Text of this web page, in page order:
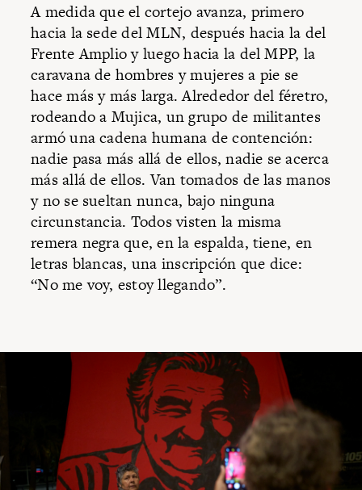
A medida que el cortejo avanza, primero
hacia la sede del MLN, después hacia la del
Frente Amplio y luego hacia la del MPP, la
caravana de hombres y mujeres a pie se
hace más y más larga. Alrededor del féretro,
rodeando a Mujica, un grupo de militantes
armó una cadena humana de contención:
nadie pasa más allá de ellos, nadie se acerca
más allá de ellos. Van tomados de las manos
y no se sueltan nunca, bajo ninguna
circunstancia. Todos visten la misma
remera negra que, en la espalda, tiene, en
letras blancas, una inscripción que dice:
“No me voy, estoy llegando”.